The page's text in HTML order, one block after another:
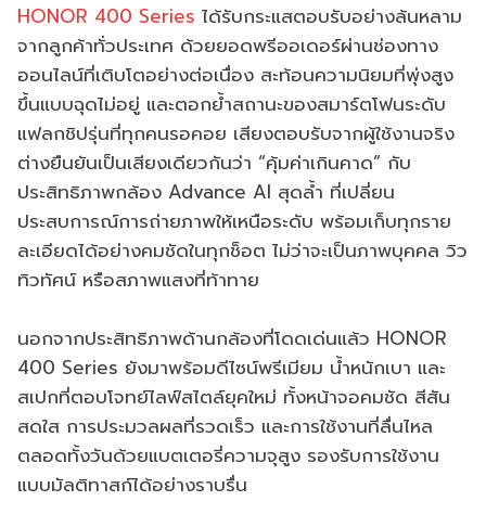
HONOR 400 Series ได้รับกระแสตอบรับอย่างล้นหลาม
จากลูกค้าทั่วประเทศ ด้วยยอดพรีออเดอร์ผ่านช่องทาง
ออนไลน์ที่เติบโตอย่างต่อเนื่อง สะท้อนความนิยมที่พุ่งสูง
ขึ้นแบบฉุดไม่อยู่ และตอกย้ำสถานะของสมาร์ตโฟนระดับ
แฟลกชิปรุ่นที่ทุกคนรอคอย เสียงตอบรับจากผู้ใช้งานจริง
ต่างยืนยันเป็นเสียงเดียวกันว่า “คุ้มค่าเกินคาด” กับ
ประสิทธิภาพกล้อง Advance AI สุดล้ำ ที่เปลี่ยน
ประสบการณ์การถ่ายภาพให้เหนือระดับ พร้อมเก็บทุกราย
ละเอียดได้อย่างคมชัดในทุกช็อต ไม่ว่าจะเป็นภาพบุคคล วิว
ทิวทัศน์ หรือสภาพแสงที่ท้าทาย
นอกจากประสิทธิภาพด้านกล้องที่โดดเด่นแล้ว HONOR
400 Series ยังมาพร้อมดีไซน์พรีเมียม น้ำหนักเบา และ
สเปกที่ตอบโจทย์ไลฟ์สไตล์ยุคใหม่ ทั้งหน้าจอคมชัด สีสัน
สดใส การประมวลผลที่รวดเร็ว และการใช้งานที่ลื่นไหล
ตลอดทั้งวันด้วยแบตเตอรี่ความจุสูง รองรับการใช้งาน
แบบมัลติทาสก์ได้อย่างราบรื่น